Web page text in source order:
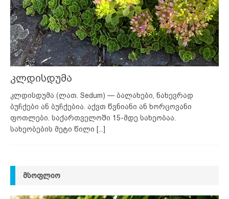
კლდისდუმა
კლდისდუმა (ლათ. Sedum) — ბალახები, ნახევრად
ბუჩქები ან ბუჩქებია. აქვთ წვნიანი ან ხორცოვანი
ფოთლები. საქართველოში 15-მდე სახეობაა.
სახეობების მეტი წილი [...]
ᲛᲡᲝᲤᲚᲘᲝ